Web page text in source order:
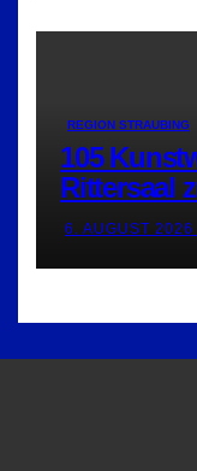
REGION STRAUBING
105
Rittersaal
6. AUGUST 2026